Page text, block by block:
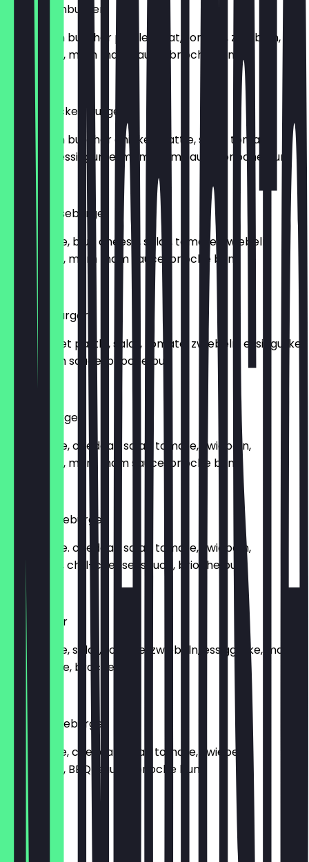
vegan hamburger
vegetarian butcher pattle, salat, tomate, zwiebeln,
essiggurke, mam mam sauce, brioche bun
€ 9,50
vegan chicken burger
vegetarian butcher chicken pattle, salat, tomate,
zwiebeln, essiggurke, mam mam sauce, brioche bun
€ 9,50
blue cheeseburger
beef pattle, blue cheese, salat, tomate, zwiebeln,
essiggurke, mam mam sauce, brioche bun
€ 9,50
chicken burger
chicken filet pattle, salat, tomate, zwiebeln. essiggurke,
mam mam sauce, brioche bun
cheeseburger
beef pattle, cheddar, salat, tomate, zwiebeln,
essiggurke, mam mam sauce, brioche bun
chill cheeseburger
beef pattle. cheddar, salat. tomate, zwiebeln,
Jalapenos, chill-cheese-sauce, brioche bun
€ 9,50
hamburger
beef pattle, salat, tomate, zwiebeln, essiggurke, mam
mam sauce, broche bun
€ 8,50
bbq cheeseburger
beef pattie, cheddar, salat, tomate, zwiebeln,
essiggurke, BBQ-sauce, brioche bun
€ 9,50